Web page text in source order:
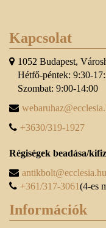
Kapcsolat
1052 Budapest,
Hétfő-péntek: 9:30-
Szombat: 9:00-14:00
+3630/319-1927
Régiségek beadása/
antikbolt@ecclesia.hu
+361/317-3061(4-es
Információk